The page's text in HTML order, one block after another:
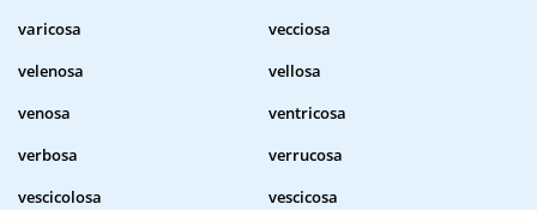
varicosa
vecciosa
velenosa
vellosa
venosa
ventricosa
verbosa
verrucosa
vescicolosa
vescicosa